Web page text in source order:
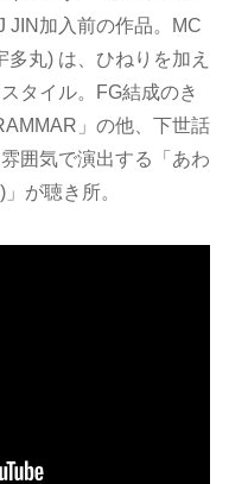
JIN加入前の作品。MC
丸) は、ひねりを加え
タイル。FG結成のき
」の他、下世話
囲気で演出する「あわ
が聴き所。